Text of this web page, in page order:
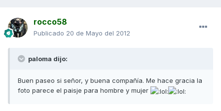
rocco58
Publicado 20 de Mayo del 2012
paloma dijo:
Buen paseo si señor, y buena compañía. Me hace gracia la
foto parece el paisje para hombre y mujer